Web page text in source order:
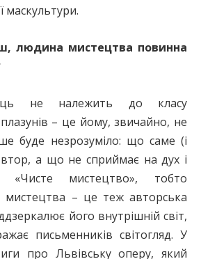
маскультури.
людина мистецтва повинна
не належить до класу
– це йому, звичайно, не
буде незрозуміло: що саме (і
а що не сприймає на дух і
«Чисте мистецтво», тобто
мистецтва – це теж авторська
його внутрішній світ,
письменників світогляд. У
про Львівську оперу, який